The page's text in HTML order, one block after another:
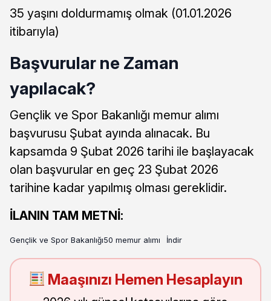
35 yaşını doldurmamış olmak (01.01.2026
itibarıyla)
Başvurular ne Zaman
yapılacak?
Gençlik ve Spor Bakanlığı memur alımı
başvurusu Şubat ayında alınacak. Bu
kapsamda 9 Şubat 2026 tarihi ile başlayacak
olan başvurular en geç 23 Şubat 2026
tarihine kadar yapılmış olması gereklidir.
İLANIN TAM METNİ:
Gençlik ve Spor Bakanlığı50 memur alımı İndir
Maaşınızı Hemen Hesaplayın